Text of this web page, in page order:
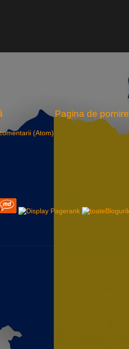
Pagina de pornire
(Atom)